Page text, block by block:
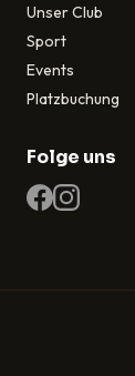
Unser Club
Sport
Events
Platzbuchung
Folge uns